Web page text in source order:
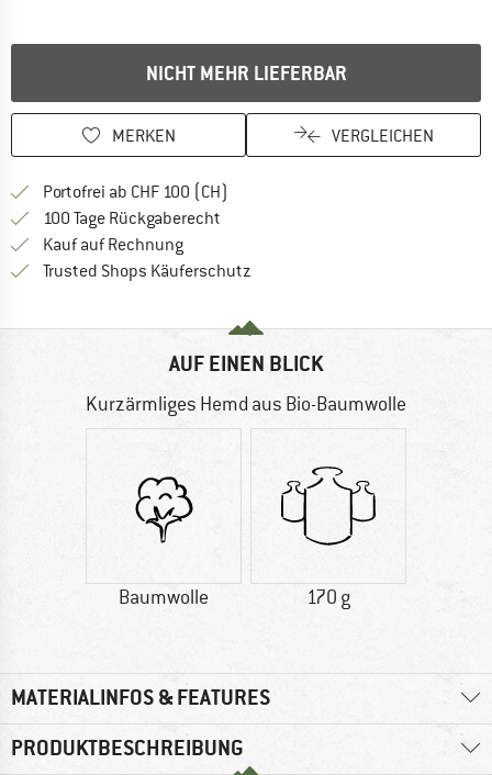
NICHT MEHR LIEFERBAR
MERKEN VERGLEICHEN
Portofrei ab CHF 100 (CH)
100 Tage Rückgaberecht
Kauf auf RechnungFinde die Zahlungs-Infos hier! Öffnet
Trusted Shops Käuferschutz
AUF EINEN BLICK
Kurzärmliges Hemd aus Bio-Baumwolle
Baumwolle 170 g
MATERIALINFOS & FEATURES
PRODUKTBESCHREIBUNG